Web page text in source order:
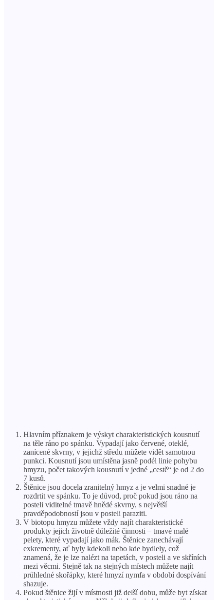
Hlavním příznakem je výskyt charakteristických kousnutí
na těle ráno po spánku. Vypadají jako červené, oteklé,
zanícené skvrny, v jejichž středu můžete vidět samotnou
punkci. Kousnutí jsou umístěna jasně podél linie pohybu
hmyzu, počet takových kousnutí v jedné „cestě“ je od 2 do
7 kusů.
Štěnice jsou docela zranitelný hmyz a je velmi snadné je
rozdrtit ve spánku. To je důvod, proč pokud jsou ráno na
posteli viditelné tmavě hnědé skvrny, s největší
pravděpodobností jsou v posteli paraziti.
V biotopu hmyzu můžete vždy najít charakteristické
produkty jejich životně důležité činnosti – tmavé malé
pelety, které vypadají jako mák. Štěnice zanechávají
exkrementy, ať byly kdekoli nebo kde bydlely, což
znamená, že je lze nalézt na tapetách, v posteli a ve skříních
mezi věcmi. Stejně tak na stejných místech můžete najít
průhledné skořápky, které hmyzí nymfa v období dospívání
shazuje.
Pokud štěnice žijí v místnosti již delší dobu, může byt získat